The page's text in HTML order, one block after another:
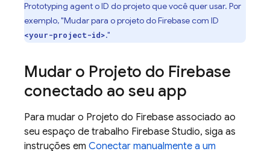
Prototyping agento ID do projeto que você quer usar. Por
exemplo, "Mudar para o projeto do Firebase com ID
<your-project-id>."
Mudar o Projeto do Firebase
conectado ao seu app
Para mudar o Projeto do Firebase associado ao
seu espaço de trabalho Firebase Studio, siga as
instruções em Conectar manualmente a um